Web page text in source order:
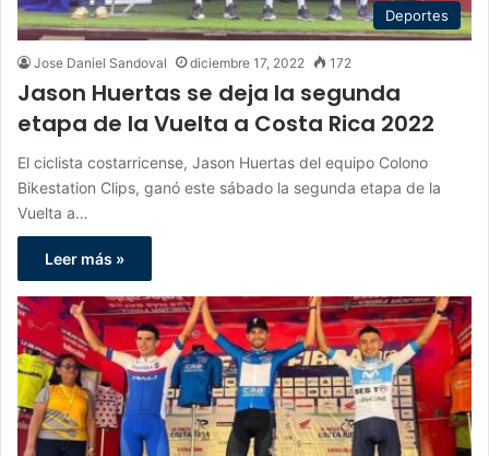
Deportes
Jose Daniel Sandoval diciembre 17, 2022 172
Jason Huertas se deja la segunda
etapa de la Vuelta a Costa Rica 2022
El ciclista costarricense, Jason Huertas del equipo Colono
Bikestation Clips, ganó este sábado la segunda etapa de la
Vuelta a…
Leer más »